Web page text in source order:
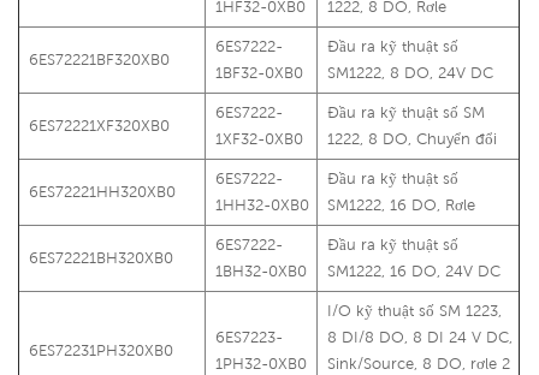
1HF32-0XB0
1222, 8 DO, Rơle
6ES72221BF320XB0
6ES7222-
1BF32-0XB0
Đầu ra kỹ thuật số
SM1222, 8 DO, 24V DC
6ES72221XF320XB0
6ES7222-
1XF32-0XB0
Đầu ra kỹ thuật số SM
1222, 8 DO, Chuyển đổi
6ES72221HH320XB0
6ES7222-
1HH32-0XB0
Đầu ra kỹ thuật số
SM1222, 16 DO, Rơle
6ES72221BH320XB0
6ES7222-
1BH32-0XB0
Đầu ra kỹ thuật số
SM1222, 16 DO, 24V DC
6ES72231PH320XB0
6ES7223-
1PH32-0XB0
I/O kỹ thuật số SM 1223,
8 DI/8 DO, 8 DI 24 V DC,
Sink/Source, 8 DO, rơle 2